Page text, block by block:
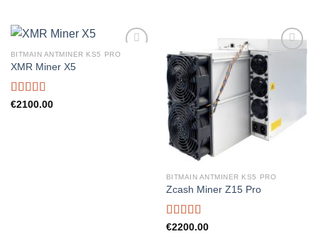
BITMAIN ANTMINER KS5 PRO
XMR Miner X5
Rated5.00
€2100.00
BITMAIN ANTMINER KS5 PRO
Zcash Miner Z15 Pro
Rated5.00
€2200.00